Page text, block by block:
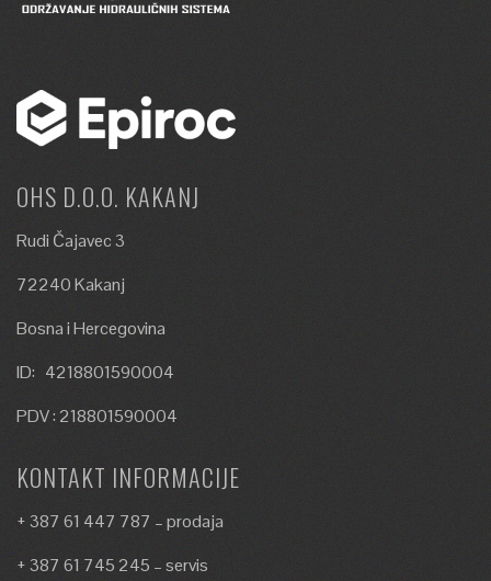
OHS D.O.O. KAKANJ
Rudi Čajavec 3
72240 Kakanj
Bosna i Hercegovina
ID: 4218801590004
PDV : 218801590004
KONTAKT INFORMACIJE
+ 387 61 447 787 – prodaja
+ 387 61 745 245 – servis